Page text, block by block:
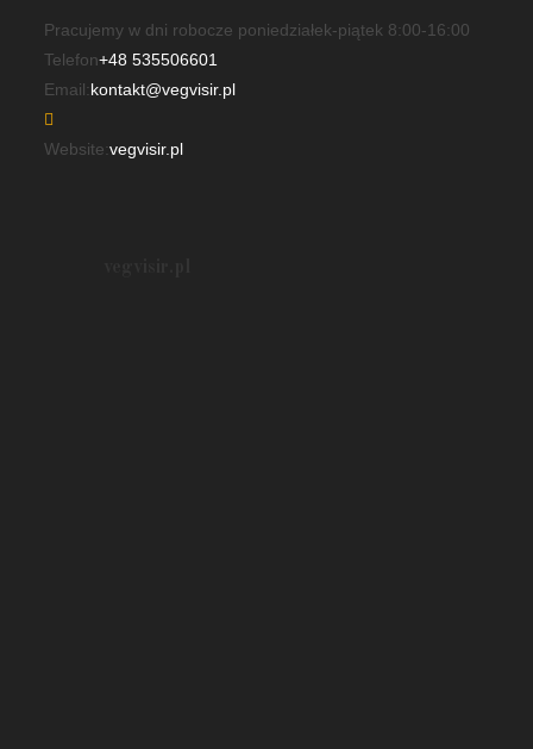
Pracujemy w dni robocze poniedziałek-piątek 8:00-16:00
Telefon+48 535506601
Email:kontakt@vegvisir.plOpens
Website:vegvisir.pl